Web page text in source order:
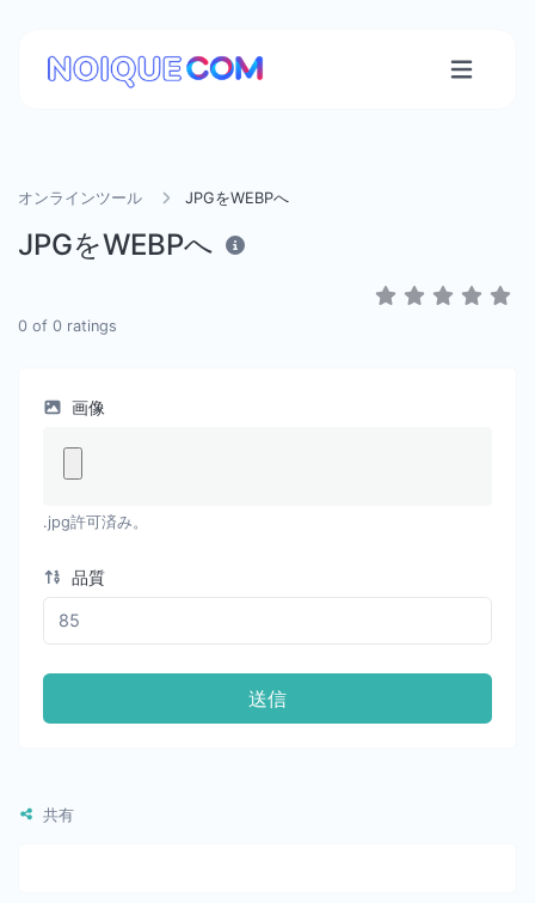
オンラインツール JPGをWEBPへ
JPGをWEBPへ
0 of 0 ratings
画像
.jpg許可済み。
品質
送信
共有